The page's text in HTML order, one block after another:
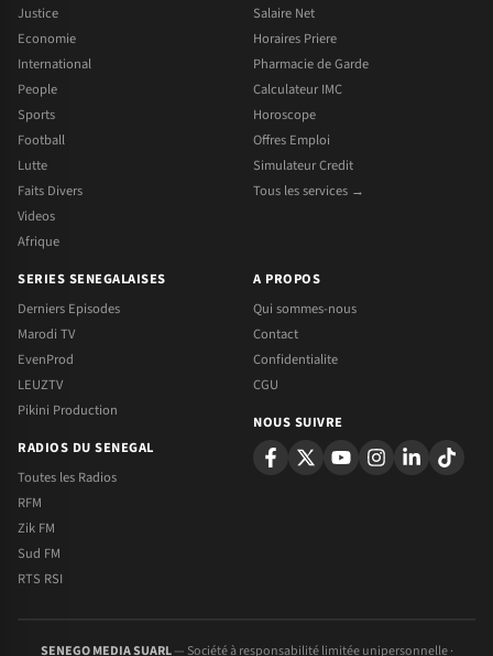
Justice
Economie
International
People
Sports
Football
Lutte
Faits Divers
Videos
Afrique
Salaire Net
Horaires Priere
Pharmacie de Garde
Calculateur IMC
Horoscope
Offres Emploi
Simulateur Credit
Tous les services →
SERIES SENEGALAISES
Derniers Episodes
Marodi TV
EvenProd
LEUZTV
Pikini Production
RADIOS DU SENEGAL
Toutes les Radios
RFM
Zik FM
Sud FM
RTS RSI
A PROPOS
Qui sommes-nous
Contact
Confidentialite
CGU
NOUS SUIVRE
SENEGO MEDIA SUARL— Société à responsabilité limitée unipersonnelle ·